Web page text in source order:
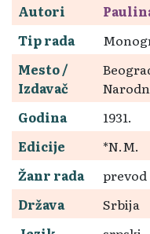
Autori
Tip rada
Mesto /
Izdavač
Godina
1931.
Edicije
*N.M.
Žanr rada
prevod
Država
Srbija